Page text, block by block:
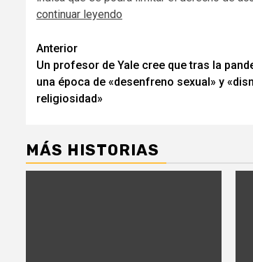
continuar leyendo
Seguir
leyendo
Anterior
Un profesor de Yale cree que tras la
una época de «desenfreno sexual» y
religiosidad»
MÁS HISTORIAS